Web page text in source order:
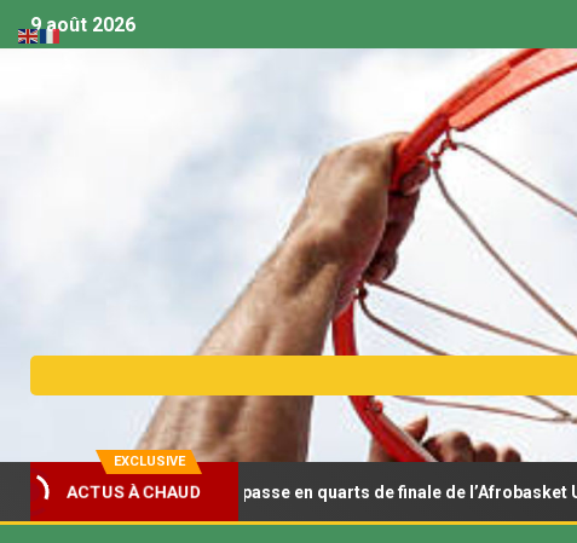
9 août 2026
EXCLUSIVE
ACTUS À CHAUD
la Tunisie et passe en quarts de finale de l’Afrobasket U18